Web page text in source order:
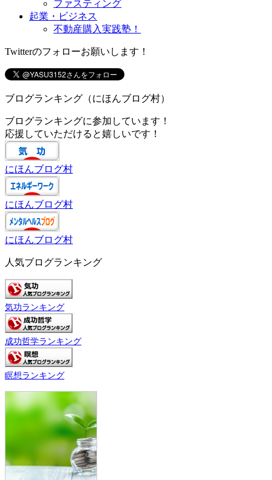
ファスティング
起業・ビジネス
不動産購入実践塾！
Twitterのフォローお願いします！
ブログランキング（にほんブログ村）
ブログランキングに参加しています！
応援していただけると嬉しいです！
にほんブログ村
にほんブログ村
にほんブログ村
人気ブログランキング
気功ランキング
成功哲学ランキング
瞑想ランキング